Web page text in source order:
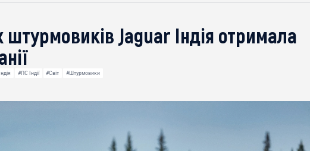
штурмовиків Jaguar Індія отримала
#ПС Індії #Світ #Штурмовики